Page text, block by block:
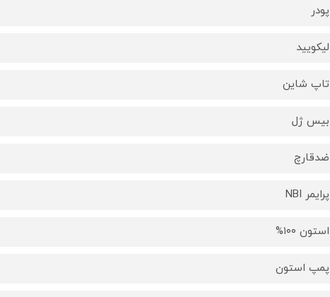
پودر
لیکویید
تاپ شاین
بیس ژل
ضدقارچ
پرایمر NBI
استون ۱۰۰%
پمپ استون